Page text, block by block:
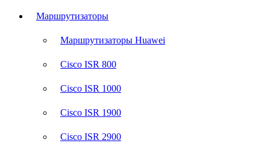
Маршрутизаторы
Маршрутизаторы Huawei
Cisco ISR 800
Cisco ISR 1000
Cisco ISR 1900
Cisco ISR 2900